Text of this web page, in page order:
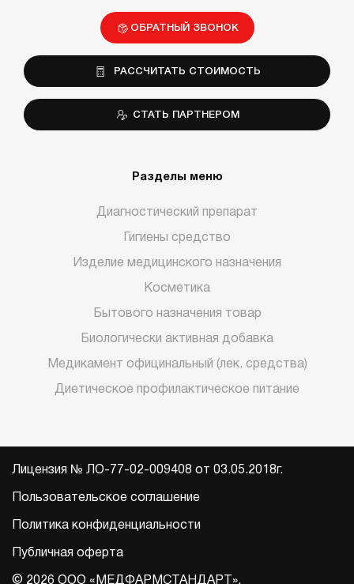
ОБРАТНЫЙ ЗВОНОК
РАССЧИТАТЬ СТОИМОСТЬ
СТАТЬ ПАРТНЕРОМ
Разделы меню
Диагностический препарат
Гигиены средство
Изделие медицинского назначения
Косметика
Бытового назначения товар
Биологически активная добавка
Медикамент официнальный (лек. средства)
Диетическое профилактическое питание
Лицензия № ЛО-77-02-009408 от 03.05.2018г.
Пользовательское соглашение
Политика конфиденциальности
Публичная оферта
© 2026 ООО «МЕДФАРМСТАНДАРТ».